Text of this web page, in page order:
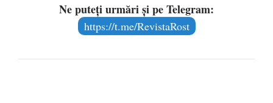
Ne puteți urmări și pe Telegram:
https://t.me/RevistaRost